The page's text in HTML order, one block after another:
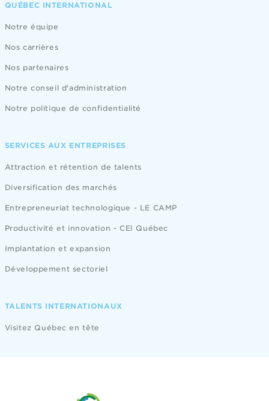
QUÉBEC INTERNATIONAL
Notre équipe
Nos carrières
Nos partenaires
Notre conseil d'administration
Notre politique de confidentialité
SERVICES AUX ENTREPRISES
Attraction et rétention de talents
Diversification des marchés
Entrepreneuriat technologique - LE CAMP
Productivité et innovation - CEI Québec
Implantation et expansion
Développement sectoriel
TALENTS INTERNATIONAUX
Visitez Québec en tête